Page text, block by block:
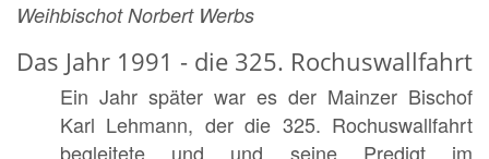
Weihbischot Norbert Werbs
Das Jahr 1991 - die 325. Rochuswallfahrt
Ein Jahr später war es der Mainzer Bischof
Karl Lehmann, der die 325. Rochuswallfahrt
begleitete und und seine Predigt im